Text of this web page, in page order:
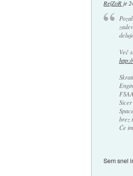
RejZoRje
Več
brez
Če
Sem snel